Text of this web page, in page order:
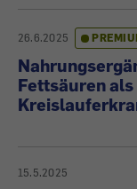
26.6.2025
Fettsäuren
15.5.2025